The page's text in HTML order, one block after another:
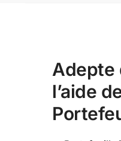
Adepte
l’aide